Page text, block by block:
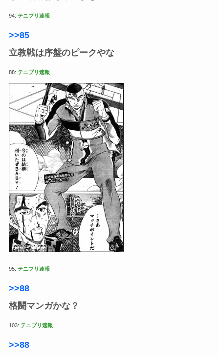
94: テニプリ速報
>>85
立教戦は序盤のピークやな
88: テニプリ速報
95: テニプリ速報
>>88
格闘マンガかな？
103: テニプリ速報
>>88